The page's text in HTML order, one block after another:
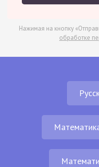
Нажимая на кнопку
обработке